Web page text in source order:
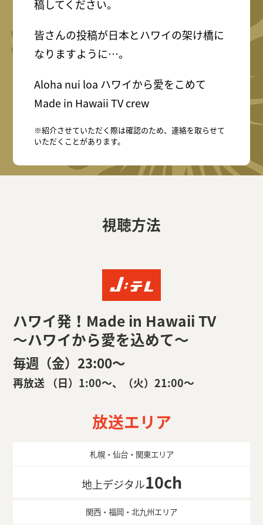
稿してください。
皆さんの投稿が日本とハワイの架け橋に
なりますように…。
Aloha nui loa ハワイから愛をこめて
Made in Hawaii TV crew
※紹介させていただく際は確認のため、連絡を取らせて
いただくことがあります。
視聴方法
ハワイ発！Made in Hawaii TV
～ハワイから愛を込めて～
毎週（金）23:00〜
再放送 （日）1:00〜、（火）21:00〜
放送エリア
札幌・仙台・関東エリア
地上デジタル10ch
関西・福岡・北九州エリア